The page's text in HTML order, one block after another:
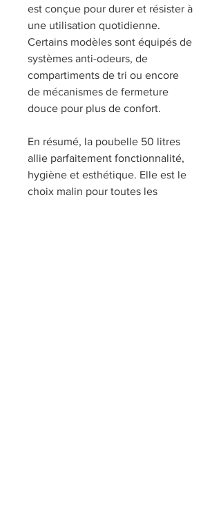
est conçue pour durer et résister à
une utilisation quotidienne.
Certains modèles sont équipés de
systèmes anti-odeurs, de
compartiments de tri ou encore
de mécanismes de fermeture
douce pour plus de confort.
En résumé, la poubelle 50 litres
allie parfaitement fonctionnalité,
hygiène et esthétique. Elle est le
choix malin pour toutes les